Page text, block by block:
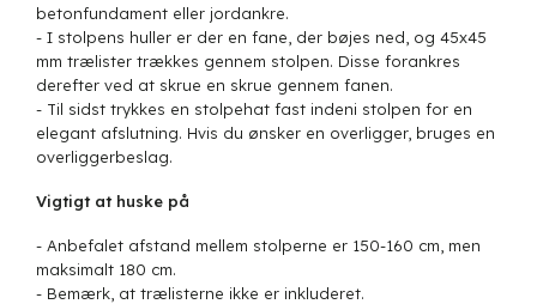
betonfundament eller jordankre.
- I stolpens huller er der en fane, der bøjes ned, og 45x45
mm trælister trækkes gennem stolpen. Disse forankres
derefter ved at skrue en skrue gennem fanen.
- Til sidst trykkes en stolpehat fast indeni stolpen for en
elegant afslutning. Hvis du ønsker en overligger, bruges en
overliggerbeslag.
Vigtigt at huske på
- Anbefalet afstand mellem stolperne er 150-160 cm, men
maksimalt 180 cm.
- Bemærk, at trælisterne ikke er inkluderet.